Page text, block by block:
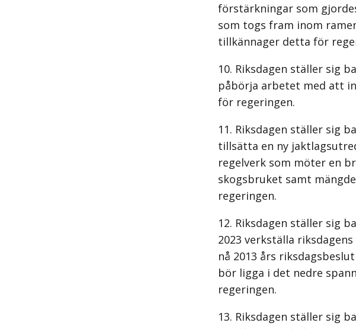
förstärkningar som
som togs fram inom
tillkännager detta för
Riksdagen ställer sig
påbörja arbetet med att
för regeringen.
Riksdagen ställer sig
tillsätta en ny
regelverk som möter en
skogsbruket samt
regeringen.
Riksdagen ställer sig
2023 verkställa
nå 2013 års
bör ligga i det nedre
regeringen.
Riksdagen ställer sig